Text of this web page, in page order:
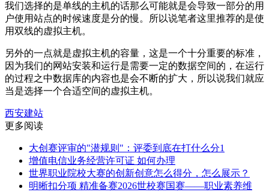
我们选择的是单线的主机的话那么可能就是会导致一部分的用
户使用站点的时候速度是分的慢。所以说笔者这里推荐的是使
用双线的虚拟主机。
另外的一点就是虚拟主机的容量，这是一个十分重要的标准，
因为我们的网站安装和运行是需要一定的数据空间的，在运行
的过程之中数据库的内容也是会不断的扩大，所以说我们就应
当是选择一个合适空间的虚拟主机。
西安建站
更多阅读
大创赛评审的"潜规则"：评委到底在打什么分1
增值电信业务经营许可证 如何办理
世界职业院校大赛的创新创意怎么得分，怎么展示？
明晰扣分项 精准备赛2026世校赛国赛——职业素养维